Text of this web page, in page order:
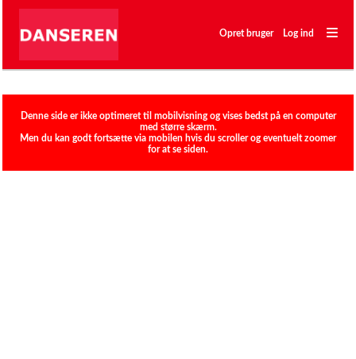
―
―
―
Opret bruger Log ind
Klubber
Denne side er ikke optimeret til mobilvisning og vises bedst på en computer
med større skærm.
Men du kan godt fortsætte via mobilen hvis du scroller og eventuelt zoomer
for at se siden.